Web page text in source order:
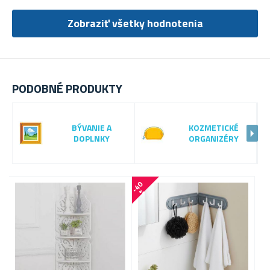
PODOBNÉ PRODUKTY
BÝVANIE A
DOPLNKY
KOZMETICKÉ
ORGANIZÉRY
-
4
0
%
Zobraziť všetky hodnotenia